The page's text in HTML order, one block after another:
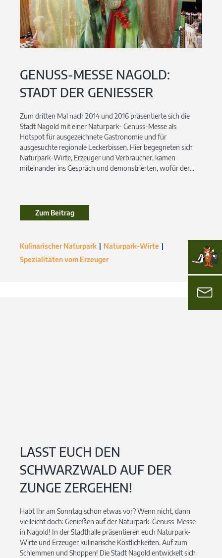
GENUSS-MESSE NAGOLD:
STADT DER GENIESSER
Zum dritten Mal nach 2014 und 2016 präsentierte sich die
Stadt Nagold mit einer Naturpark- Genuss-Messe als
Hotspot für ausgezeichnete Gastronomie und für
ausgesuchte regionale Leckerbissen. Hier begegneten sich
Naturpark-Wirte, Erzeuger und Verbraucher, kamen
miteinander ins Gespräch und demonstrierten, wofür der...
Zum Beitrag
Kulinarischer Naturpark
Naturpark-Wirte
Spezialitäten vom Erzeuger
LASST EUCH DEN
SCHWARZWALD AUF DER
ZUNGE ZERGEHEN!
Habt Ihr am Sonntag schon etwas vor? Wenn nicht, dann
vielleicht doch: Genießen auf der Naturpark-Genuss-Messe
in Nagold! In der Stadthalle präsentieren euch Naturpark-
Wirte und Erzeuger kulinarische Köstlichkeiten. Auf zum
Schlemmen und Shoppen! Die Stadt Nagold entwickelt sich